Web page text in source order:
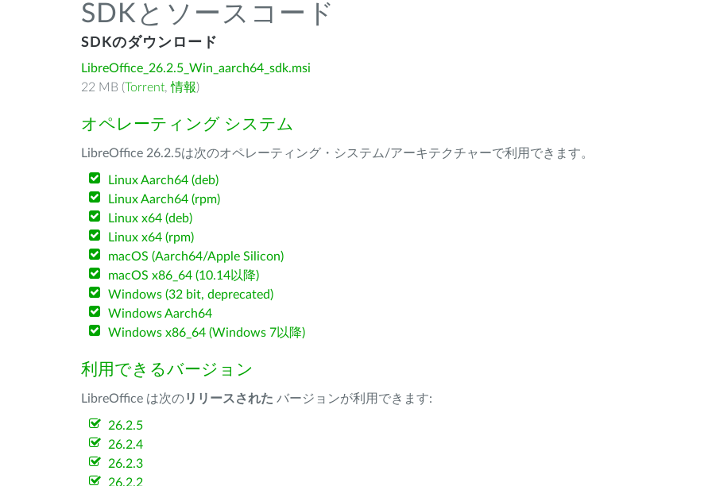
SDKとソースコード
SDKのダウンロード
LibreOffice_26.2.5_Win_aarch64_sdk.msi
22 MB (Torrent,情報)
オペレーティング システム
LibreOffice 26.2.5は次のオペレーティング・システム/アーキテクチャーで利用できます。
Linux Aarch64 (deb)
Linux Aarch64 (rpm)
Linux x64 (deb)
Linux x64 (rpm)
macOS (Aarch64/Apple Silicon)
macOS x86_64 (10.14以降)
Windows (32 bit, deprecated)
Windows Aarch64
Windows x86_64 (Windows 7以降)
利用できるバージョン
LibreOffice は次のリリースされた バージョンが利用できます:
26.2.5
26.2.4
26.2.3
26.2.2